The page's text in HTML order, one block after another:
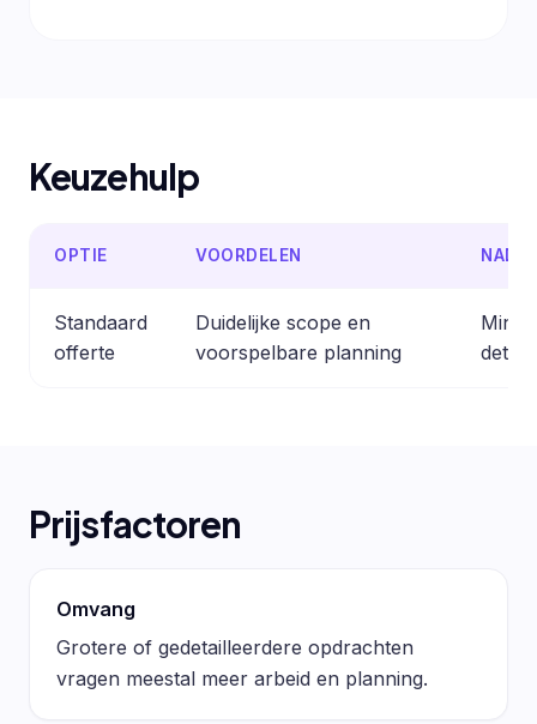
Keuzehulp
OPTIE VOORDELEN
Standaard
offerte
Duidelijke scope en
voorspelbare planning
Prijsfactoren
Omvang
Grotere of gedetailleerdere opdrachten
vragen meestal meer arbeid en planning.